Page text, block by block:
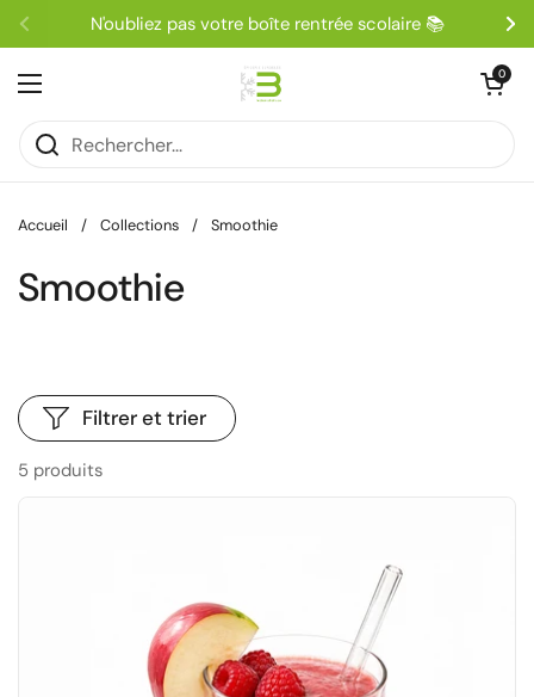
Passer au contenu
PrécédentN'oubliez pas votre boîte rentrée scolaire 📚
Ouvrir le menu
Ouvrir le
0
Accueil / Collections / Smoothie
Smoothie
5 produits
Filtrer et trier